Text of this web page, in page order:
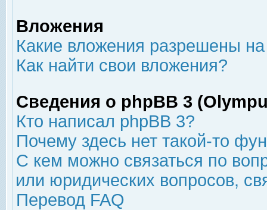
Вложения
Какие вложения разрешены
Как найти свои вложения?
Сведения о phpBB 3
Кто написал phpBB 3?
Почему здесь нет такой-то
С кем можно связаться по
или юридических вопросов,
Перевод FAQ